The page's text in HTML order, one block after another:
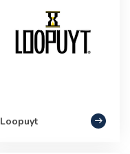
Loopuyt